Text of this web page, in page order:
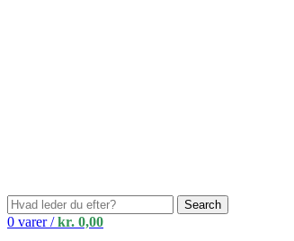
Search
0 varer / kr. 0,00